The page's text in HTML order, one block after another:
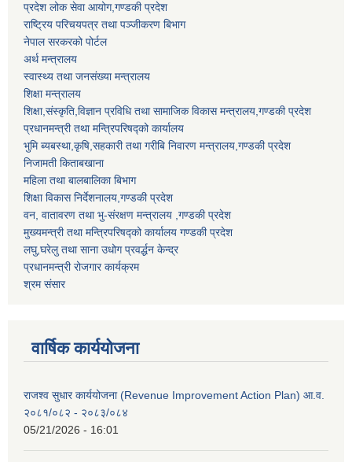
प्रदेश लोक सेवा आयोग,गण्डकी प्रदेश
राष्ट्रिय परिचयपत्र तथा पञ्जीकरण बिभाग
नेपाल सरकरको पोर्टल
अर्थ मन्त्रालय
स्वास्थ्य तथा जनसंख्या मन्त्रालय
शिक्षा मन्त्रालय
शिक्षा,संस्कृति,विज्ञान प्रविधि तथा सामाजिक विकास मन्त्रालय,गण्डकी प्रदेश
प्रधानमन्त्री तथा मन्त्रिपरिषद्को कार्यालय
भुमि ब्यबस्था,कृषि,सहकारी तथा गरीबि निवारण मन्त्रालय,गण्डकी प्रदेश
निजामती किताबखाना
महिला तथा बालबालिका बिभाग
शिक्षा विकास निर्देशनालय,गण्डकी प्रदेश
वन, वातावरण तथा भु-संरक्षण मन्त्रालय ,गण्डकी प्रदेश
मुख्यमन्त्री तथा मन्त्रिपरिषद्को कार्यालय गण्डकी प्रदेश
लघु,घरेलु तथा साना उधोग प्रवर्द्धन केन्द्र
प्रधानमन्त्री रोजगार कार्यक्रम
श्रम संसार
वार्षिक कार्ययोजना
राजश्व सुधार कार्ययोजना (Revenue Improvement Action Plan) आ.व.
२०८१/०८२ - २०८३/०८४
05/21/2026 - 16:01